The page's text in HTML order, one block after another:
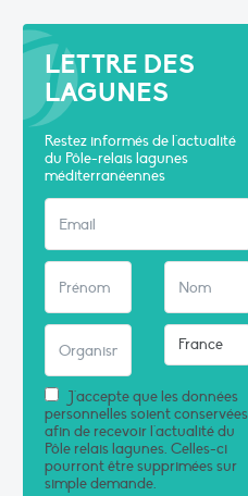
LETTRE DES
LAGUNES
Restez informés de l'actualité
du Pôle-relais lagunes
méditerranéennes
J'accepte que les données
personnelles soient conservées
afin de recevoir l'actualité du
Pôle relais lagunes. Celles-ci
pourront être supprimées sur
simple demande.